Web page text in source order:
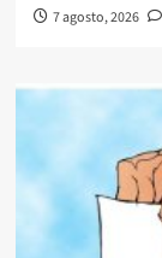
7 agosto, 2026